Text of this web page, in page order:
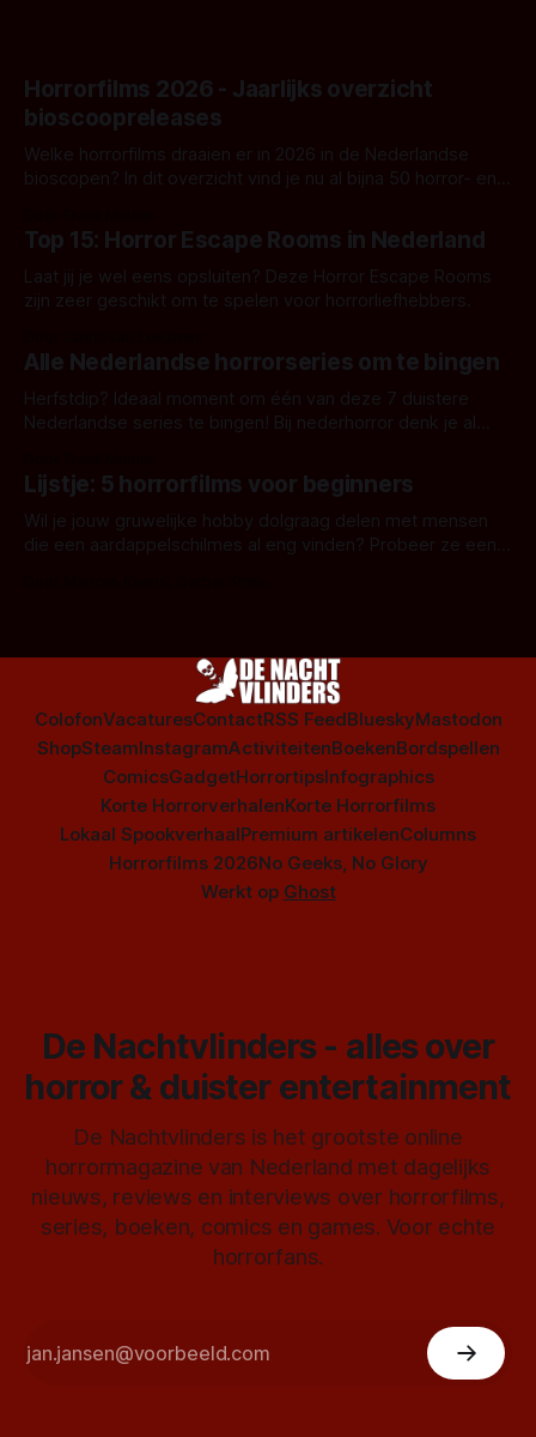
Horrorfilms 2026 - Jaarlijks overzicht
bioscoopreleases
Welke horrorfilms draaien er in 2026 in de Nederlandse
bioscopen? In dit overzicht vind je nu al bijna 50 horror- en
Top 15: Horror Escape Rooms in Nederland
Laat jij je wel eens opsluiten? Deze Horror Escape Rooms
zijn zeer geschikt om te spelen voor horrorliefhebbers.
Alle Nederlandse horrorseries om te bingen
Herfstdip? Ideaal moment om één van deze 7 duistere
Nederlandse series te bingen! Bij nederhorror denk je al
Amsterdamned of The Johnsons. Maar Nederlandse horror
is niet beperkt tot films. Hier een aantal Nederlandse tv-
series uit het duistere of horrorgenre. Als
Lijstje: 5 horrorfilms voor beginners
Wil je jouw gruwelijke hobby dolgraag delen met mensen
die een aardappelschilmes al eng vinden? Probeer ze eens
ColofonVacaturesContactRSS FeedBlueskyMastodon
ShopSteamInstagramActiviteitenBoekenBordspellen
ComicsGadgetHorrortipsInfographics
Korte HorrorverhalenKorte Horrorfilms
Lokaal SpookverhaalPremium artikelenColumns
Horrorfilms 2026No Geeks, No Glory
Werkt op Ghost
De Nachtvlinders - alles over
horror & duister entertainment
De Nachtvlinders is het grootste online
horrormagazine van Nederland met dagelijks
nieuws, reviews en interviews over horrorfilms,
series, boeken, comics en games. Voor echte
horrorfans.